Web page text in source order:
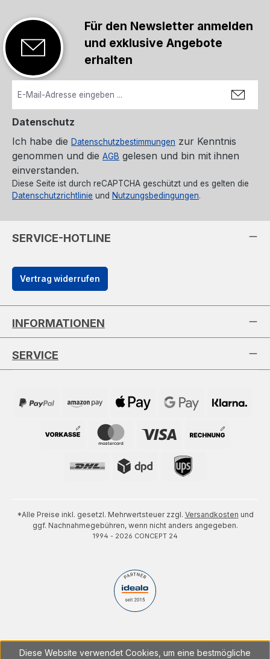
Für den Newsletter anmelden
und exklusive Angebote
erhalten
Datenschutz
Ich habe die Datenschutzbestimmungen zur Kenntnis
genommen und die AGB gelesen und bin mit ihnen
einverstanden.
Diese Seite ist durch reCAPTCHA geschützt und es gelten die
Datenschutzrichtlinie und Nutzungsbedingungen.
SERVICE-HOTLINE
Vertrag widerrufen
INFORMATIONEN
SERVICE
*Alle Preise inkl. gesetzl. Mehrwertsteuer zzgl. Versandkosten und
ggf. Nachnahmegebühren, wenn nicht anders angegeben.
1994 - 2026 CONCEPT 24
Diese Website verwendet Cookies, um eine bestmögliche